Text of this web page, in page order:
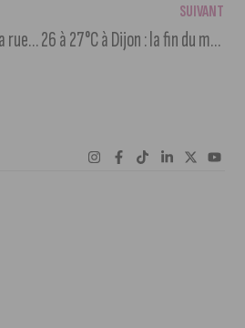
La nouvelle fresque de la rue d’Assas réalisé par JACE
SUIVANT
26 à 27°C à Dijon : la fin du mois de mai particulièrement chaude